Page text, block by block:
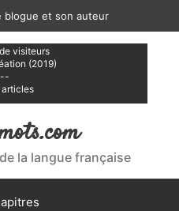
blogue et son auteur
visiteurs
(2019)
la langue française